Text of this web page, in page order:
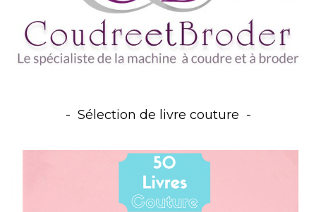
Sélection de livre couture